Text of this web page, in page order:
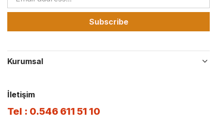
Subscribe
Kurumsal
İletişim
Tel : 0.546 611 51 10